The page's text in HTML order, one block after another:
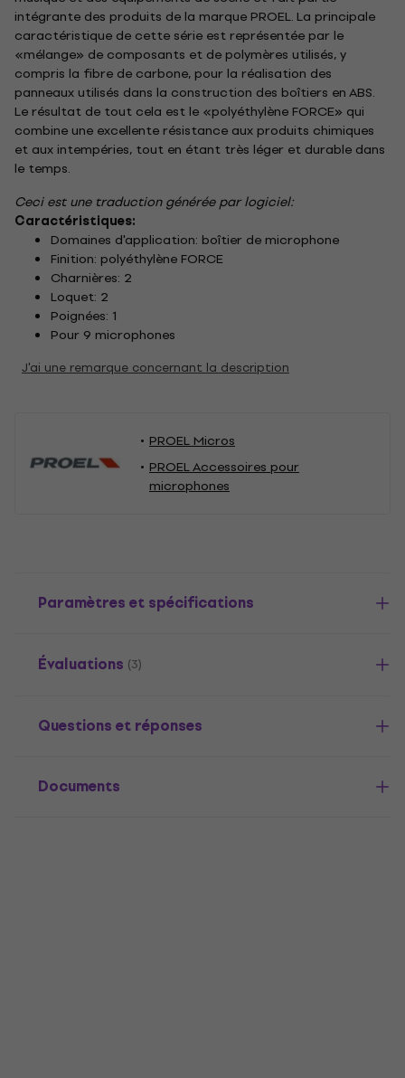
intégrante des produits de la marque PROEL. La principale
caractéristique de cette série est représentée par le
«mélange» de composants et de polymères utilisés, y
compris la fibre de carbone, pour la réalisation des
panneaux utilisés dans la construction des boîtiers en ABS.
Le résultat de tout cela est le «polyéthylène FORCE» qui
combine une excellente résistance aux produits chimiques
et aux intempéries, tout en étant très léger et durable dans
le temps.
Ceci est une traduction générée par logiciel:
Caractéristiques:
Domaines d'application: boîtier de microphone
Finition: polyéthylène FORCE
Charnières: 2
Loquet: 2
Poignées: 1
Pour 9 microphones
J'ai une remarque concernant la description
PROEL Micros
PROEL Accessoires pour
microphones
Paramètres et spécifications
Évaluations (3)
Questions et réponses
Documents